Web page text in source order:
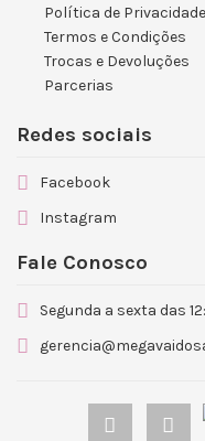
Política de Privacidade
Termos e Condições
Trocas e Devoluções
Parcerias
Redes sociais
Facebook
Instagram
Fale Conosco
Segunda a sexta das